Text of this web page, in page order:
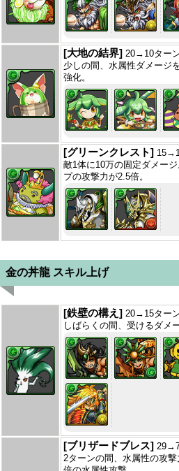
[大地の結界] 20→10ター
少しの間、水属性ダメージ
強化。
[グリーンクレスト]
敵1体に10万の固定ダメー
プの攻撃力が2.5倍。
金の丼龍 スキル上げ
[鉄壁の構え] 20→15ター
しばらくの間、受けるダメ
[ブリザードブレス]
2ターンの間、水属性の攻